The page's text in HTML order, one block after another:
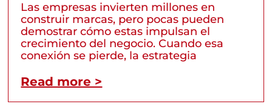
Las empresas invierten millones en
construir marcas, pero pocas pueden
demostrar cómo estas impulsan el
crecimiento del negocio. Cuando esa
conexión se pierde, la estrategia
Read more >